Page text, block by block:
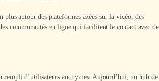
plus autour des plateformes axées sur la vidéo, des
communautés en ligne qui facilitent le contact avec de
rempli d’utilisateurs anonymes. Aujourd’hui, un hub de